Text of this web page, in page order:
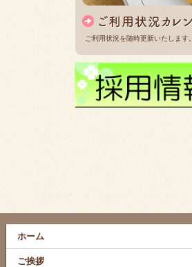
ご利用状況を随時更新いたします。
ホーム
ご挨拶